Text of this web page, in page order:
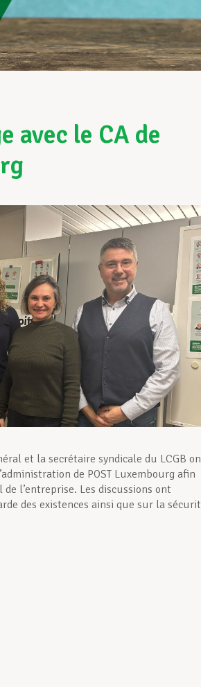
avec le CA de
et la secrétaire syndicale du LCGB
de POST Luxembourg afin
l’entreprise. Les discussions ont
des existences ainsi que sur la